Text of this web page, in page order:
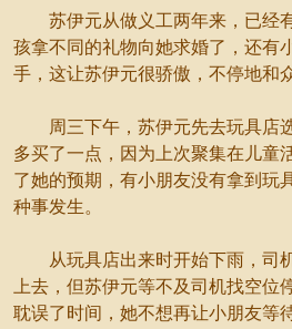
苏伊元从做义工两年来，已经
孩拿不同的礼物向她求婚了，还有
手，这让苏伊元很骄傲，不停地和
周三下午，苏伊元先去玩具店
多买了一点，因为上次聚集在儿童
了她的预期，有小朋友没有拿到玩
种事发生。
从玩具店出来时开始下雨，司
上去，但苏伊元等不及司机找空位
耽误了时间，她不想再让小朋友等待